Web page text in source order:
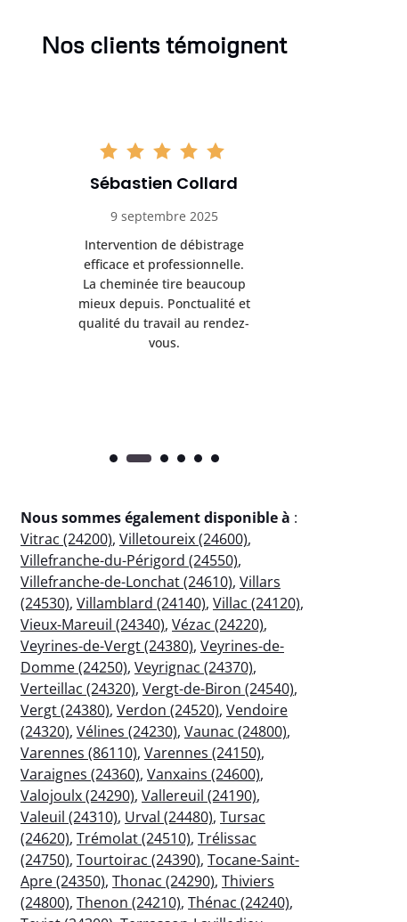
Nos clients témoignent
Sébastien Collard
9 septembre 2025
Intervention de débistrage
efficace et professionnelle.
La cheminée tire beaucoup
mieux depuis. Ponctualité et
qualité du travail au rendez-
vous.
Nous sommes également disponible à :
Vitrac (24200), Villetoureix (24600),
Villefranche-du-Périgord (24550),
Villefranche-de-Lonchat (24610), Villars
(24530), Villamblard (24140), Villac (24120),
Vieux-Mareuil (24340), Vézac (24220),
Veyrines-de-Vergt (24380), Veyrines-de-
Domme (24250), Veyrignac (24370),
Verteillac (24320), Vergt-de-Biron (24540),
Vergt (24380), Verdon (24520), Vendoire
(24320), Vélines (24230), Vaunac (24800),
Varennes (86110), Varennes (24150),
Varaignes (24360), Vanxains (24600),
Valojoulx (24290), Vallereuil (24190),
Valeuil (24310), Urval (24480), Tursac
(24620), Trémolat (24510), Trélissac
(24750), Tourtoirac (24390), Tocane-Saint-
Apre (24350), Thonac (24290), Thiviers
(24800), Thenon (24210), Thénac (24240),